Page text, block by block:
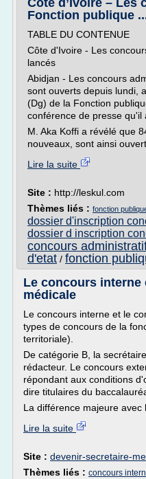
Côte d’Ivoire – Les
Fonction publique
TABLE DU CONTENUE
Côte d'Ivoire - Les
lancés
Abidjan - Les concours
sont ouverts depuis lundi,
(Dg) de la Fonction
conférence de presse qu'il
M. Aka Koffi a révélé que
nouveaux, sont ainsi
Lire la suite
Site : http://leskul.com
Thèmes liés : fonction
dossier d'inscription
dossier d inscription
concours
d'etat / fonction
Le concours interne
médicale
Le concours interne et le
types de concours de la
territoriale).
De catégorie B, la
rédacteur. Le concours
répondant aux conditions
dire titulaires du
La différence majeure avec
Lire la suite
Site : devenir-secretaire-
Thèmes liés : concours